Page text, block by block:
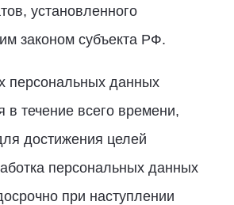
установленного
законом субъекта РФ.
персональных данных
в течение всего времени,
достижения целей
персональных данных
при наступлении